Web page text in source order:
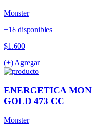
Monster
+18 disponibles
$1.600
(+) Agregar
ENERGETICA
GOLD 473 CC
Monster